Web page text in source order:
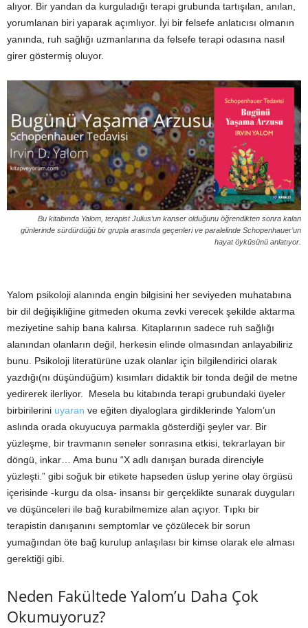
alıyor. Bir yandan da kurguladığı terapi grubunda tartışılan, anılan,
yorumlanan biri yaparak açımlıyor. İyi bir felsefe anlatıcısı olmanın
yanında, ruh sağlığı uzmanlarına da felsefe terapi odasına nasıl
girer göstermiş oluyor.
Bu kitabında Yalom, terapist Julius’un kanser olduğunu öğrendikten sonra kalan
günlerinde sürdürdüğü bir grupla arasında geçenleri ve paralelinde Schopenhauer’un
hayat öyküsünü anlatıyor.
Yalom psikoloji alanında engin bilgisini her seviyeden muhatabına
bir dil değişikliğine gitmeden okuma zevki verecek şekilde aktarma
meziyetine sahip bana kalırsa. Kitaplarının sadece ruh sağlığı
alanından olanların değil, herkesin elinde olmasından anlayabiliriz
bunu. Psikoloji literatürüne uzak olanlar için bilgilendirici olarak
yazdığı(nı düşündüğüm) kısımları didaktik bir tonda değil de metne
yedirerek ilerliyor. Mesela bu kitabında terapi grubundaki üyeler
birbirilerini uyaran ve eğiten diyaloglara girdiklerinde Yalom’un
aslında orada okuyucuya parmakla gösterdiği şeyler var. Bir
yüzleşme, bir travmanın seneler sonrasına etkisi, tekrarlayan bir
döngü, inkar… Ama bunu “X adlı danışan burada direnciyle
yüzleşti.” gibi soğuk bir etikete hapseden üslup yerine olay örgüsü
içerisinde -kurgu da olsa- insansı bir gerçeklikte sunarak duyguları
ve düşünceleri ile bağ kurabilmemize alan açıyor. Tıpkı bir
terapistin danışanını semptomlar ve çözülecek bir sorun
yumağından öte bağ kurulup anlaşılası bir kimse olarak ele alması
gerektiği gibi.
Neden Fakültede Yalom’u Daha Çok
Okumuyoruz?